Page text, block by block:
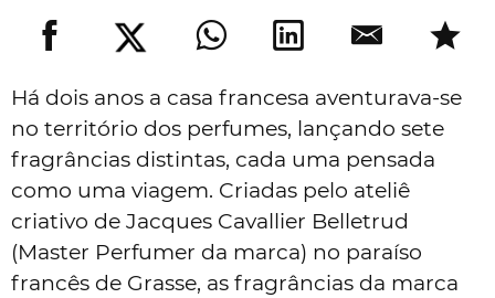
Há dois anos a casa francesa aventurava-se
no território dos perfumes, lançando sete
fragrâncias distintas, cada uma pensada
como uma viagem. Criadas pelo ateliê
criativo de Jacques Cavallier Belletrud
(Master Perfumer da marca) no paraíso
francês de Grasse, as fragrâncias da marca